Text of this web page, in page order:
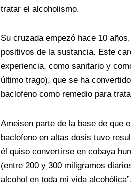
tratar el alcoholismo.
Su cruzada empezó hace 10
positivos de la sustancia. Este
experiencia, como sanitario y
último trago), que se ha
baclofeno como remedio para
Ameisen parte de la base de que
baclofeno en altas dosis tuvo
él quiso convertirse en cobaya
(entre 200 y 300 miligramos
alcohol en toda mi vida